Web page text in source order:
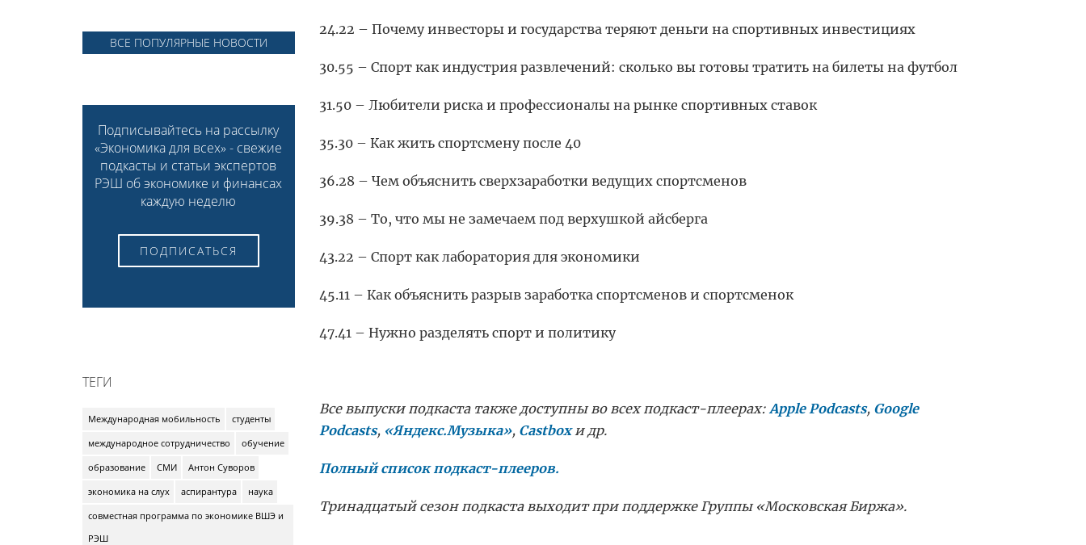
24.22 – Почему инвесторы и государства теряют деньги на спортивных инвестициях
30.55 – Спорт как индустрия развлечений: сколько вы готовы тратить на билеты на футбол
31.50 – Любители риска и профессионалы на рынке спортивных ставок
35.30 – Как жить спортсмену после 40
36.28 – Чем объяснить сверхзаработки ведущих спортсменов
39.38 – То, что мы не замечаем под верхушкой айсберга
43.22 – Спорт как лаборатория для экономики
45.11 – Как объяснить разрыв заработка спортсменов и спортсменок
47.41 – Нужно разделять спорт и политику
Все выпуски подкаста также доступны во всех подкаст-плеерах:Apple Podcasts, Google
Podcasts, «Яндекс.Музыка», Castboxи др.
Полный список подкаст-плееров.
Тринадцатый сезон подкаста выходит при поддержке Группы «Московская Биржа».
ВСЕ ПОПУЛЯРНЫЕ НОВОСТИ
Подписывайтесь на рассылку
«Экономика для всех» - свежие
подкасты и статьи экспертов
РЭШ об экономике и финансах
каждую неделю
ПОДПИСАТЬСЯ
ТЕГИ
Международная мобильность
студенты
международное сотрудничество
обучение
образование
СМИ
Антон Суворов
экономика на слух
аспирантура
наука
совместная программа по экономике ВШЭ и
РЭШ